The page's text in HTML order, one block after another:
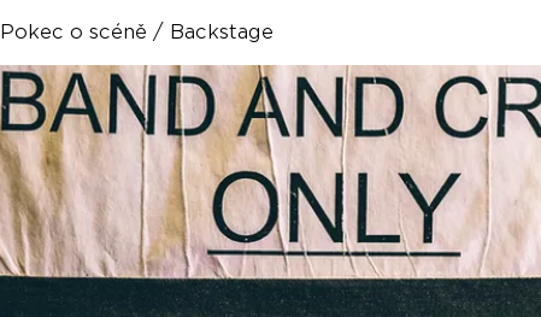
Pokec o scéně / Backstage